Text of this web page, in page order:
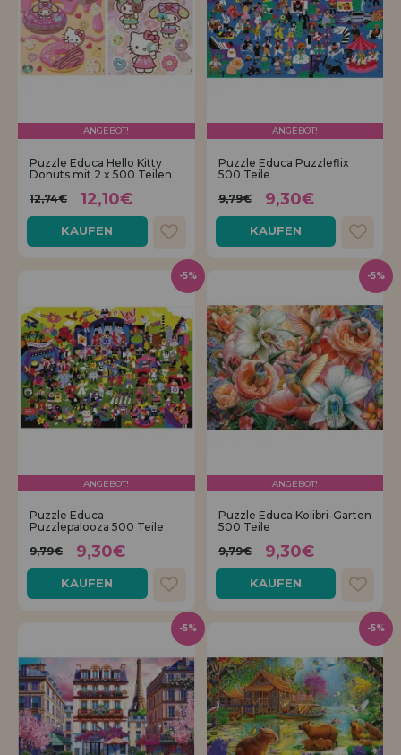
ANGEBOT!
Puzzle Educa Hello Kitty
Donuts mit 2 x 500 Teilen
12,74€
12,10€
KAUFEN
ANGEBOT!
Puzzle Educa Puzzleflix
500 Teile
9,79€
9,30€
KAUFEN
ANGEBOT!
Puzzle Educa
Puzzlepalooza 500 Teile
9,79€
9,30€
KAUFEN
-5%
ANGEBOT!
Puzzle Educa Kolibri-Garten
500 Teile
9,79€
9,30€
KAUFEN
-5%
-5% -5%